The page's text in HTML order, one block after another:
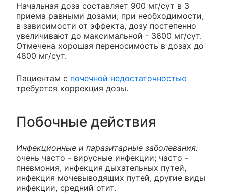
Начальная доза составляет 900 мг/сут в 3
приема равными дозами; при необходимости,
в зависимости от эффекта, дозу постепенно
увеличивают до максимальной - 3600 мг/сут.
Отмечена хорошая переносимость в дозах до
4800 мг/сут.
Пациентам с почечной недостаточностью
требуется коррекция дозы.
Побочные действия
Инфекционные и паразитарные заболевания:
очень часто - вирусные инфекции; часто -
пневмония, инфекция дыхательных путей,
инфекция мочевыводящих путей, другие виды
инфекции, средний отит.